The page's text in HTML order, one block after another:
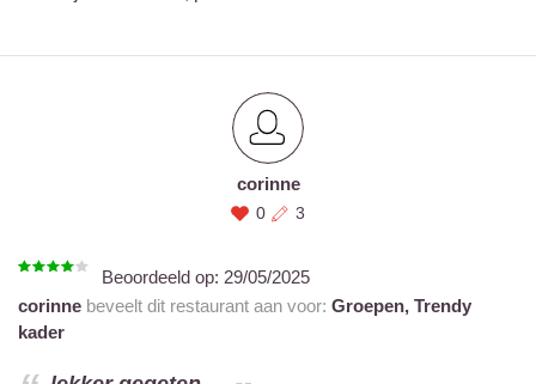
corinne
0 3
Beoordeeld op: 29/05/2025
corinne beveelt dit restaurant aan voor: Groepen, Trendy
kader